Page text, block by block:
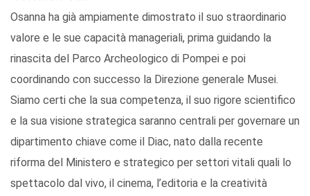
Osanna ha già ampiamente dimostrato il suo straordinario
valore e le sue capacità manageriali, prima guidando la
rinascita del Parco Archeologico di Pompei e poi
coordinando con successo la Direzione generale Musei.
Siamo certi che la sua competenza, il suo rigore scientifico
e la sua visione strategica saranno centrali per governare un
dipartimento chiave come il Diac, nato dalla recente
riforma del Ministero e strategico per settori vitali quali lo
spettacolo dal vivo, il cinema, l’editoria e la creatività